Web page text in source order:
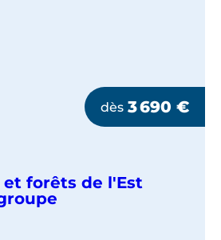
dès 3 690 €
et forêts de l'Est